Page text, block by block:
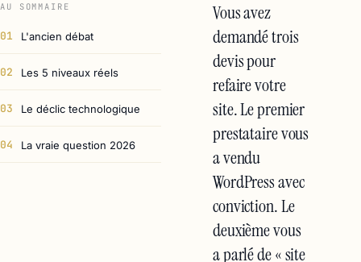
AU SOMMAIRE
01 L'ancien débat
02 Les 5 niveaux réels
03 Le déclic technologique
04 La vraie question 2026
Vous avez
demandé trois
devis pour
refaire votre
site. Le premier
prestataire vous
a vendu
WordPress avec
conviction. Le
deuxième vous
a parlé de « site